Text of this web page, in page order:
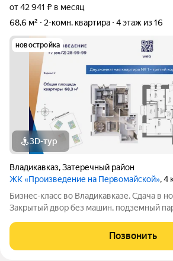
от 42 941 ₽ в месяц
68,6 м²
2-комн. квартира 4 этаж из 16
новостройка
3D-тур
Владикавказ,Затеречный район
ЖК «Произведение на Первомайской», 4
Бизнес-класс во Владикавказе. Сдача в
Закрытый двор без машин, подземный
сервис 24/7. Надежный актив: фасад из
свободная планировка. Устали
Позвонить